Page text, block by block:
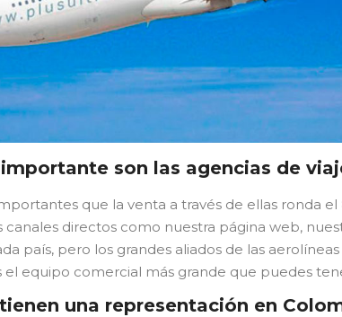
son las agencias de
que la venta a través de ellas ronda el
directos como nuestra página web,
país, pero los grandes aliados de las aerolíneas
el equipo comercial más grande que puedes
una representación en